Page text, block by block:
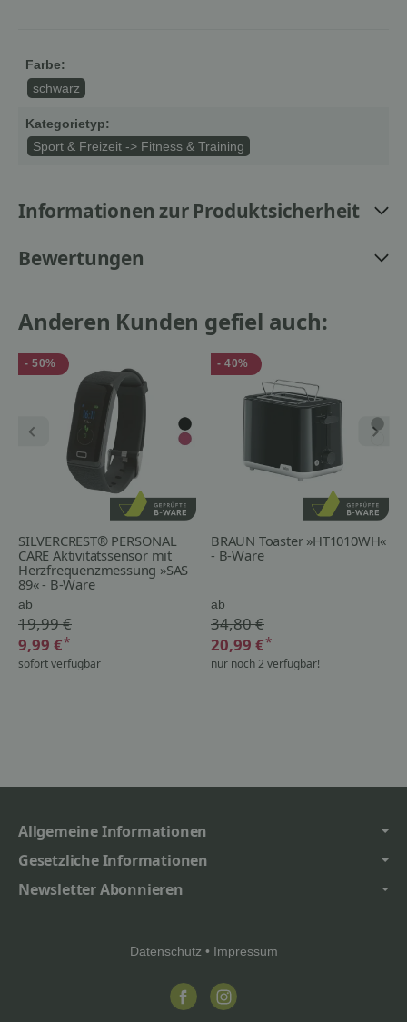
Farbe:
schwarz
Kategorietyp:
Sport & Freizeit -> Fitness & Training
Informationen zur Produktsicherheit
Bewertungen
Anderen Kunden gefiel auch:
- 50%
SILVERCREST® PERSONAL
CARE Aktivitätssensor mit
Herzfrequenzmessung »SAS
89« - B-Ware
ab
19,99 €
9,99 €*
sofort verfügbar
- 40%
BRAUN Toaster »HT1010WH«
- B-Ware
ab
34,80 €
20,99 €*
nur noch 2 verfügbar!
Allgemeine Informationen
Gesetzliche Informationen
Newsletter Abonnieren
Datenschutz • Impressum